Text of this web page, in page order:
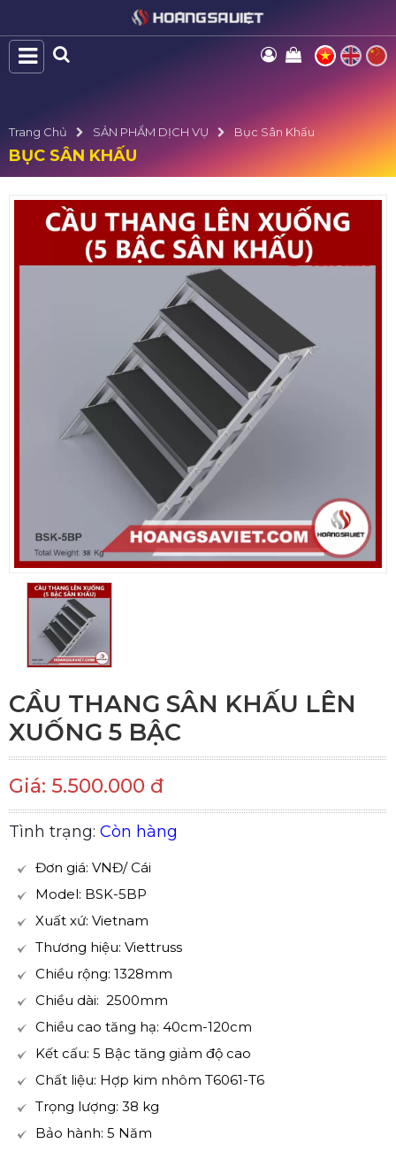
Trang Chủ SẢN PHẨM DỊCH VỤ Bục Sân Khấu
BỤC SÂN KHẤU
CẦU THANG SÂN KHẤU LÊN
XUỐNG 5 BẬC
Giá: 5.500.000 đ
Tình trạng: Còn hàng
Đơn giá: VNĐ/ Cái
Model: BSK-5BP
Xuất xứ: Vietnam
Thương hiệu: Viettruss
Chiều rộng: 1328mm
Chiều dài: 2500mm
Chiều cao tăng hạ: 40cm-120cm
Kết cấu: 5 Bậc tăng giảm độ cao
Chất liệu: Hợp kim nhôm T6061-T6
Trọng lượng: 38 kg
Bảo hành: 5 Năm